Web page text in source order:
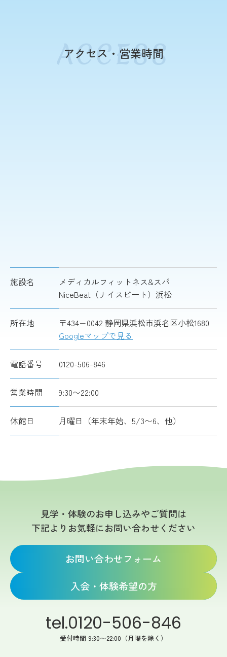
アクセス・営業時間
施設名
メディカルフィットネス&スパ
NiceBeat（ナイスビート）浜松
所在地
〒434−0042 静岡県浜松市浜名区小松1680
Googleマップで見る
電話番号 0120-506-846
営業時間 9:30〜22:00
休館日 月曜日（年末年始、5/3〜6、他）
見学・体験のお申し込みやご質問は
下記よりお気軽にお問い合わせください
お問い合わせフォーム
入会・体験希望の方
tel.0120-506-846
受付時間 9:30〜22:00（月曜を除く）